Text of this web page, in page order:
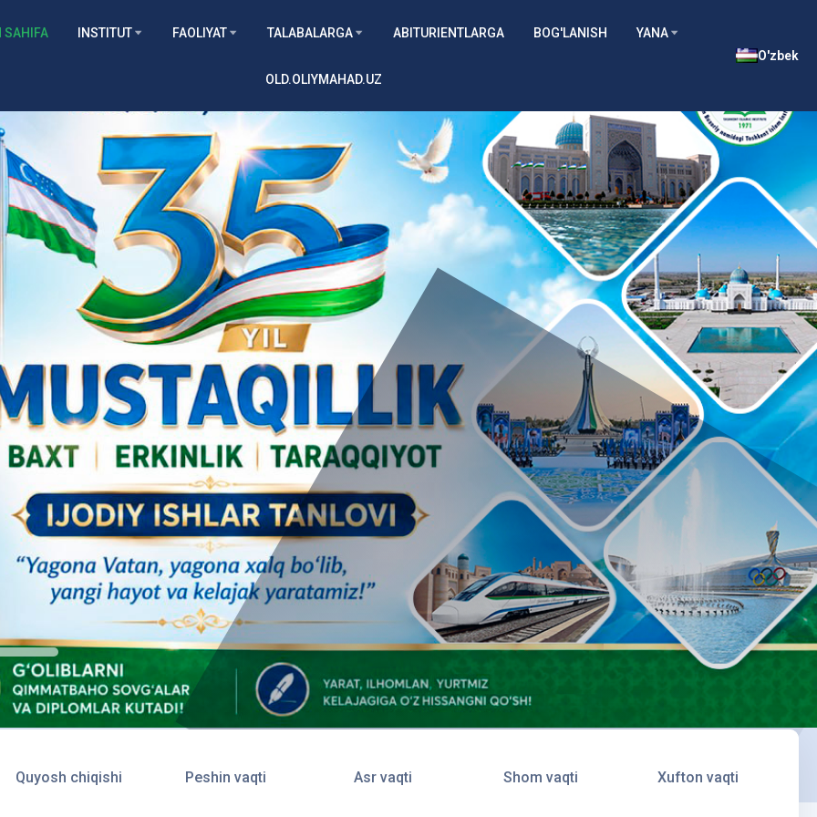
SAHIFA INSTITUT FAOLIYAT TALABALARGA ABITURIENTLARGA BOG'LANISH YANA
OLD.OLIYMAHAD.UZ
O'zbek
Quyosh chiqishi Peshin vaqti Asr vaqti Shom vaqti Xufton vaqti